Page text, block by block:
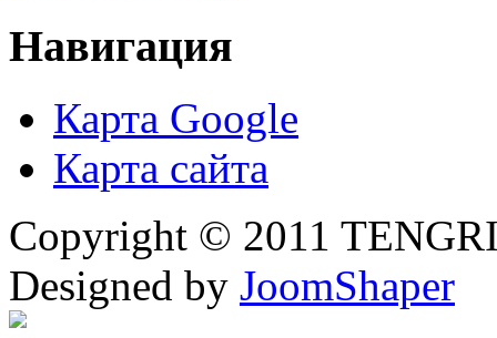
Навигация
Карта Google
Карта сайта
Copyright © 2011
Designed by JoomShaper